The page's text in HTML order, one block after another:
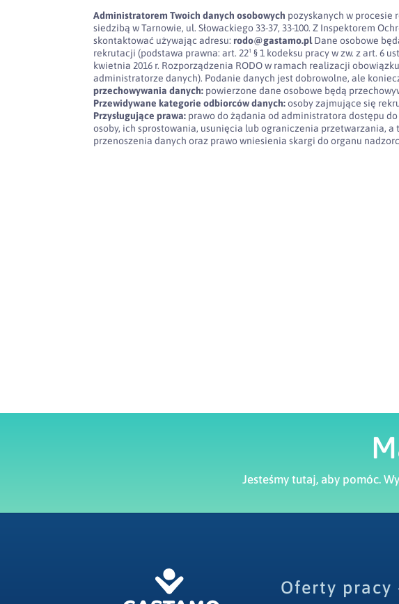
Administratorem Twoich danych osobowych pozyskanych w procesie
siedzibą w Tarnowie, ul. Słowackiego 33-37, 33-100. Z Inspektorem
skontaktować używając adresu:rodo@gastamo.plDane osobowe
rekrutacji (podstawa prawna: art. 22¹ § 1 kodeksu pracy w zw. z art. 6
kwietnia 2016 r. Rozporządzenia RODO w ramach realizacji
administratorze danych). Podanie danych jest dobrowolne, ale
przechowywania danych: powierzone dane osobowe będą
Przewidywane kategorie odbiorców danych:osoby zajmujące się
Przysługujące prawa: prawo do żądania od administratora dostępu
osoby, ich sprostowania, usunięcia lub ograniczenia przetwarzania,
przenoszenia danych oraz prawo wniesienia skargi do organu
Jesteśmy tutaj, aby pomóc.
Oferty pracy